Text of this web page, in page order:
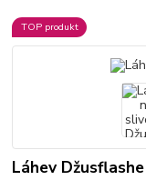
TOP produkt
Láhev